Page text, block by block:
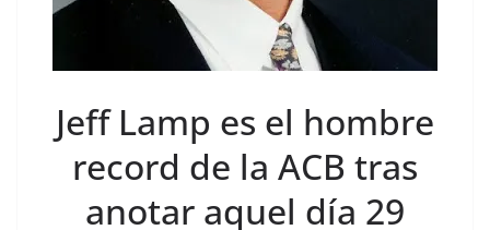
Jeff Lamp es el hombre
record de la ACB tras
anotar aquel día 29